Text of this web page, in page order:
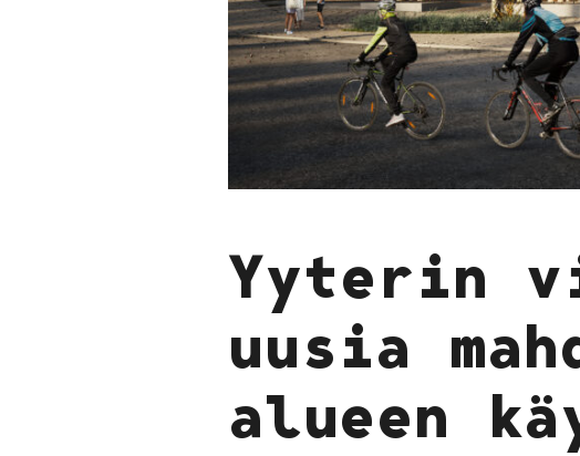
Yyterin
uusia
alueen